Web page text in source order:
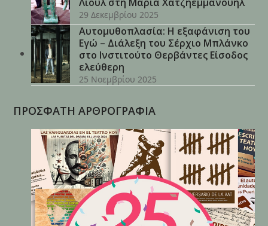
29 Δεκεμβρίου 2025
Αυτομυθοπλασία: Η εξαφάνιση του
Εγώ – Διάλεξη του Σέρχιο Μπλάνκο
στο Ινστιτούτο Θερβάντες Είσοδος
ελεύθερη
25 Νοεμβρίου 2025
ΠΡΟΣΦΑΤΗ ΑΡΘΡΟΓΡΑΦΙΑ